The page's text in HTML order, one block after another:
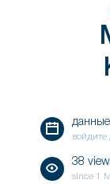
38
since 1